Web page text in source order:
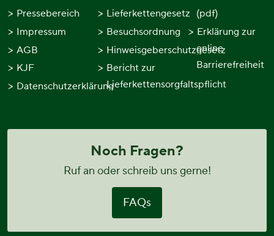
Noch Fragen?
Ruf an oder schreib uns gerne!
FAQs
Pressebereich
Impressum
AGB
KJF
Datenschutzerklärung
Lieferkettengesetz
Besuchsordnung
Hinweisgeberschutzgesetz
Bericht zur
Lieferkettensorgfaltspflicht
(pdf)
Erklärung zur
online
Barrierefreiheit